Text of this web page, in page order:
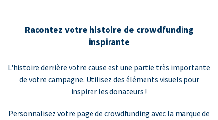
Racontez votre histoire de crowdfunding
inspirante
L'histoire derrière votre cause est une partie très importante
de votre campagne. Utilisez des éléments visuels pour
inspirer les donateurs !
Personnalisez votre page de crowdfunding avec la marque de